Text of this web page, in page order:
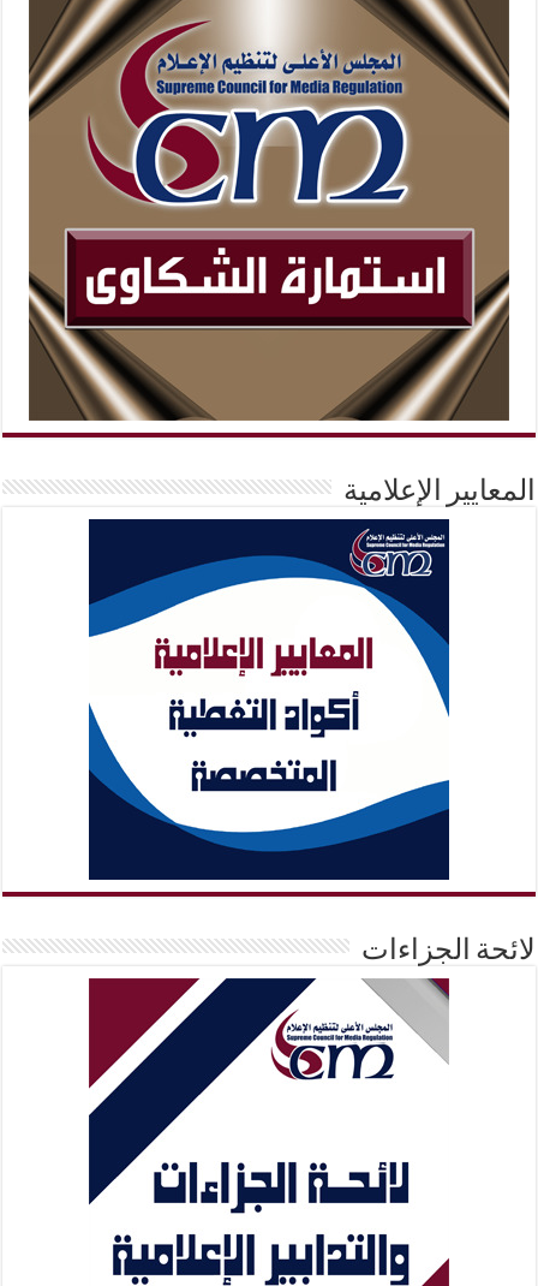
المعايير الإعلامية
لائحة الجزاءات